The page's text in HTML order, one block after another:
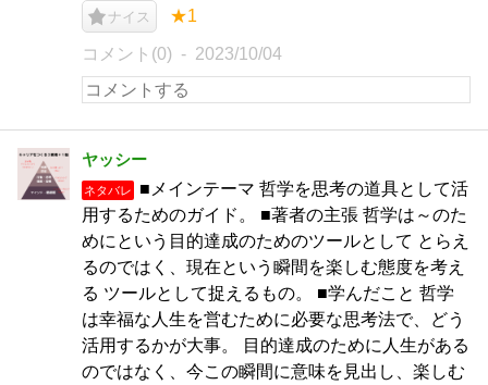
ナイス ★1
コメント(0) 2023/10/04
ヤッシー
ネタバレ
■メインテーマ 哲学を思考の道具として活
用するためのガイド。 ■著者の主張 哲学は～のた
めにという目的達成のためのツールとして とらえ
るのではく、現在という瞬間を楽しむ態度を考え
る ツールとして捉えるもの。 ■学んだこと 哲学
は幸福な人生を営むために必要な思考法で、どう
活用するかが大事。 目的達成のために人生がある
のではなく、今この瞬間に意味を見出し、楽しむ